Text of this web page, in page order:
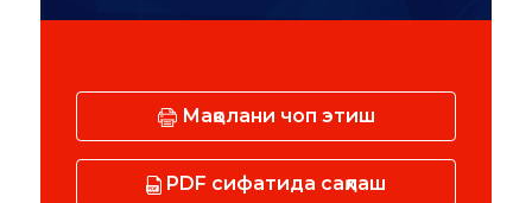
Мақолани чоп этиш
PDF сифатида сақлаш